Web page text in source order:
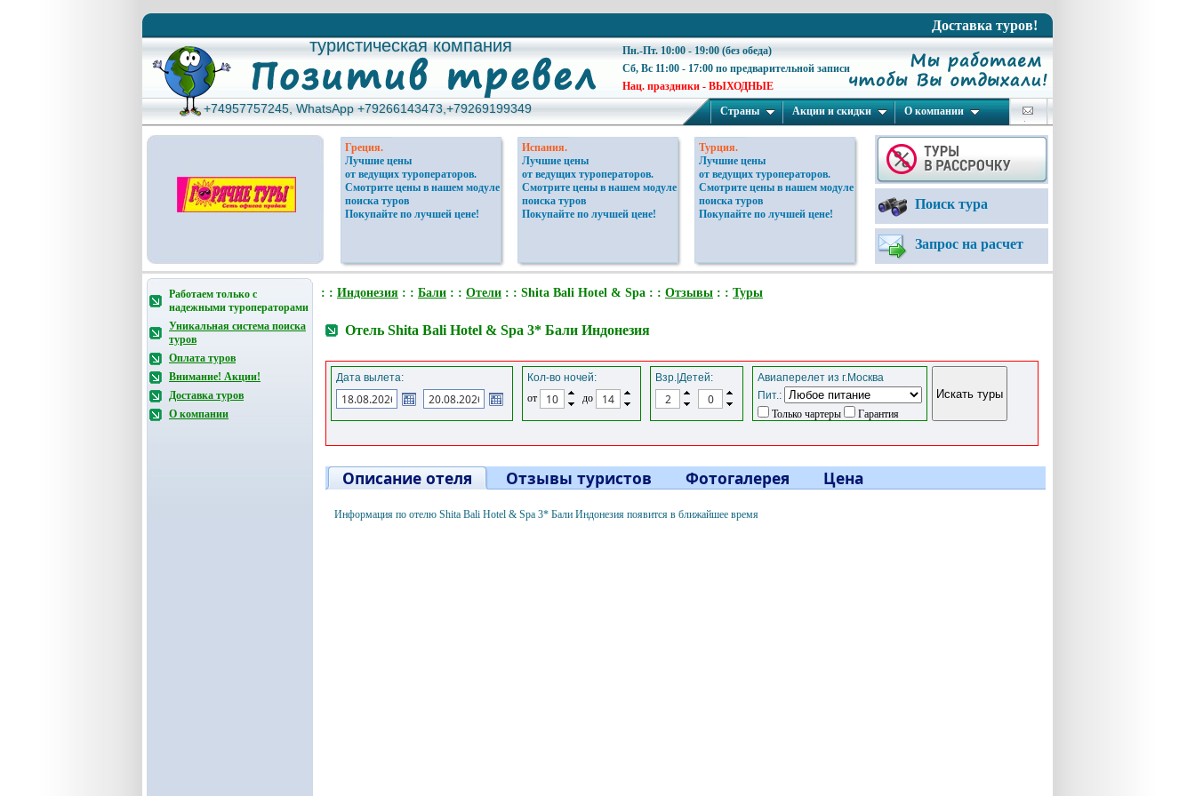
Доставка туров!
туристическая компания
туристическая компания
Пн.-Пт. 10:00 - 19:00 (без обеда)
Сб, Вс 11:00 - 17:00 по предварительной записи
Нац. праздники - ВЫХОДНЫЕ
+74957757245, WhatsApp +79266143473,+79269199349
+74957757245, WhatsApp +79266143473,+79269199349 Страны Акции и скидки О компании
Греция.
Лучшие цены
от ведущих туроператоров.
Смотрите цены в нашем модуле
поиска туров
Покупайте по лучшей цене!
Испания.
Лучшие цены
от ведущих туроператоров.
Смотрите цены в нашем модуле
поиска туров
Покупайте по лучшей цене!
Турция.
Лучшие цены
от ведущих туроператоров.
Смотрите цены в нашем модуле
поиска туров
Покупайте по лучшей цене!
Поиск тура
Запрос на расчет
Работаем только с
надежными туроператорами
Уникальная система поиска
туров
Оплата туров
Внимание! Акции!
Доставка туров
О компании
: : Индонезия : : Бали : : Отели : : Shita Bali Hotel & Spa : : Отзывы : : Туры
Отель Shita Bali Hotel & Spa 3* Бали Индонезия
Дата вылета:
Кол-во ночей:
от
до
Взр.|Детей:
Авиаперелет из г.Москва
Пит.:
Только чартеры
Гарантия
Описание отеля Отзывы туристов Фотогалерея Цена
Информация по отелю Shita Bali Hotel & Spa 3* Бали Индонезия появится в ближайшее время